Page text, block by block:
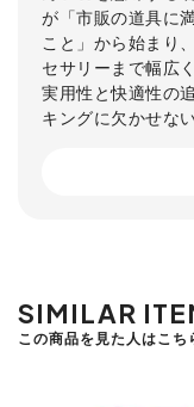
が「市販の道具に
こと」から始まり
セサリーまで幅広
実用性と快適性の
キングに欠かせな
SIMILAR
この商品を見た人はこ